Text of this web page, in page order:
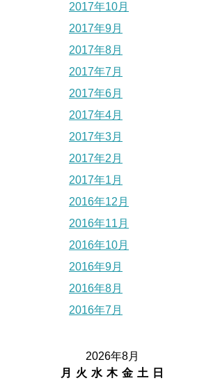
2017年10月
2017年9月
2017年8月
2017年7月
2017年6月
2017年4月
2017年3月
2017年2月
2017年1月
2016年12月
2016年11月
2016年10月
2016年9月
2016年8月
2016年7月
2026年8月
月
火 水 木 金 土 日